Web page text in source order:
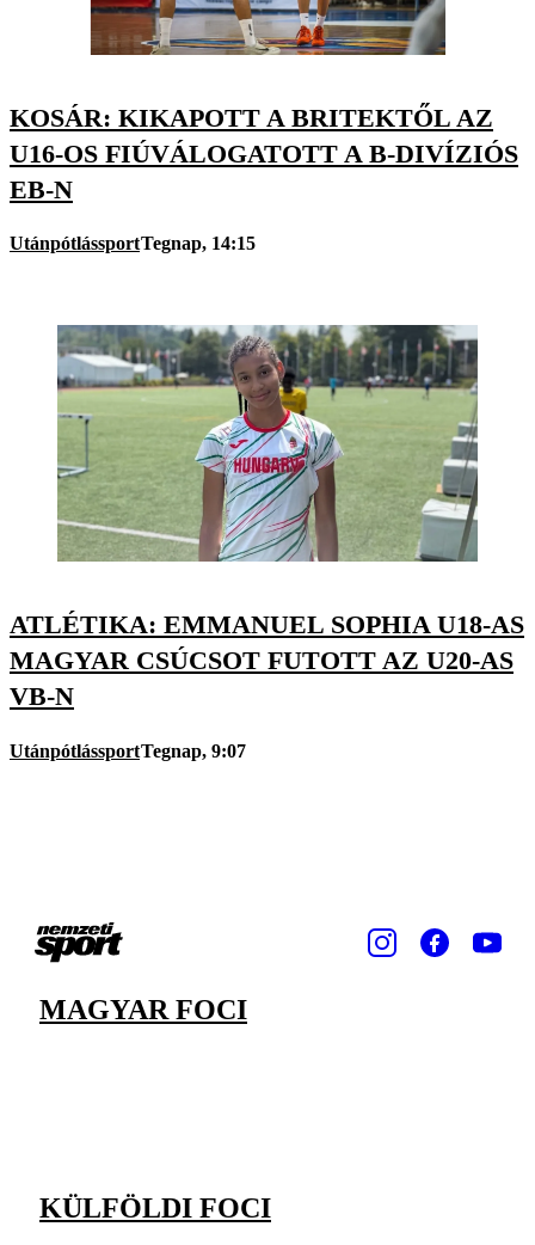
KOSÁR: KIKAPOTT A BRITEKTŐL AZ
U16-OS FIÚVÁLOGATOTT A B-DIVÍZIÓS
EB-N
UtánpótlássportTegnap, 14:15
ATLÉTIKA: EMMANUEL SOPHIA U18-AS
MAGYAR CSÚCSOT FUTOTT AZ U20-AS
VB-N
UtánpótlássportTegnap, 9:07
MAGYAR FOCI
KÜLFÖLDI FOCI